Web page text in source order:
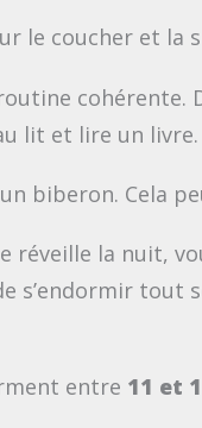
le coucher et la
cohérente.
lit et lire un livre.
biberon. Cela
réveille la nuit,
s’endormir
entre 11 et